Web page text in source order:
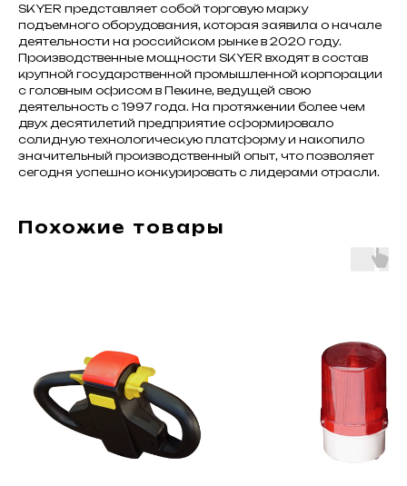
SKYER представляет собой торговую марку
подъемного оборудования, которая заявила о начале
деятельности на российском рынке в 2020 году.
Производственные мощности SKYER входят в состав
крупной государственной промышленной корпорации
с головным офисом в Пекине, ведущей свою
деятельность с 1997 года. На протяжении более чем
двух десятилетий предприятие сформировало
солидную технологическую платформу и накопило
значительный производственный опыт, что позволяет
сегодня успешно конкурировать с лидерами отрасли.
Похожие товары